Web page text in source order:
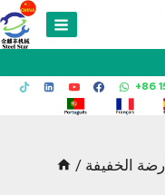
Skip
to
+86
/ الخفيفة